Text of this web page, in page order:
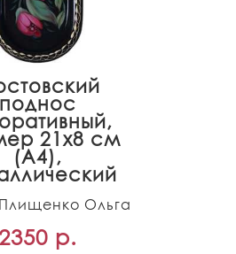
поднос
21х8 см
(A4),
Ольга
2350 р.